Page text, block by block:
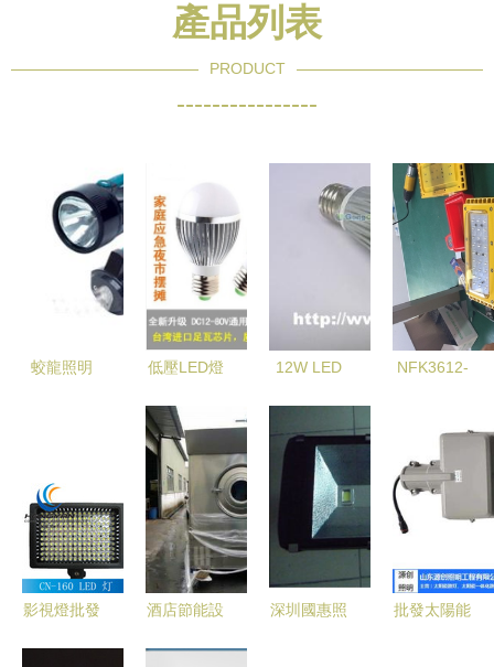
產品列表
PRODUCT
----------------
蛟龍照明
中小企業可
靠伙伴
低壓LED燈
車照明到夜
市地攤的全
能節能選擇
12W LED
行情與批發
指南 一站
式照明設備
采購平臺
NFK3612-
LED防爆泛
光燈 工業
照明的高效
安全解決方
案
影視燈批發
酒店節能設
深圳國惠照
批發太陽能